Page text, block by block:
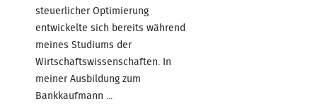
steuerlicher Optimierung
entwickelte sich bereits während
meines Studiums der
Wirtschaftswissenschaften. In
meiner Ausbildung zum
Bankkaufmann ...